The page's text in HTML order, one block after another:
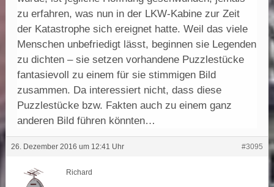
zu erfahren, was nun in der LKW-Kabine zur Zeit
der Katastrophe sich ereignet hatte. Weil das viele
Menschen unbefriedigt lässt, beginnen sie Legenden
zu dichten – sie setzen vorhandene Puzzlestücke
fantasievoll zu einem für sie stimmigen Bild
zusammen. Da interessiert nicht, dass diese
Puzzlestücke bzw. Fakten auch zu einem ganz
anderen Bild führen könnten…
26. Dezember 2016 um 12:41 Uhr #3095
Richard